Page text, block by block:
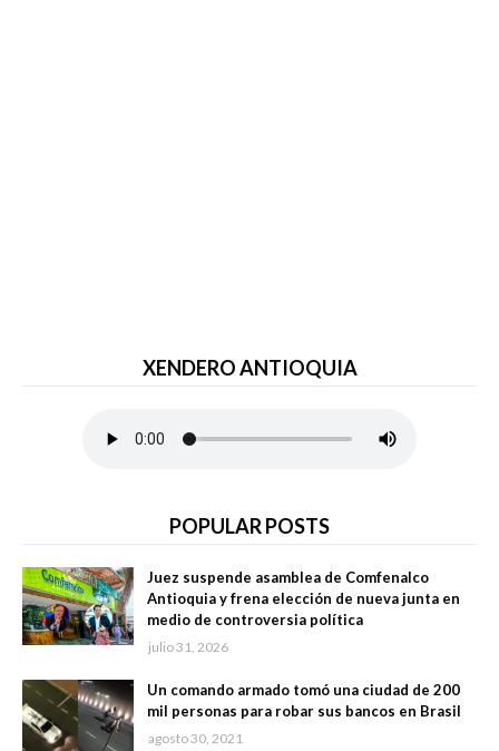
XENDERO ANTIOQUIA
POPULAR POSTS
Juez suspende asamblea de Comfenalco
Antioquia y frena elección de nueva junta en
medio de controversia política
julio 31, 2026
Un comando armado tomó una ciudad de 200
mil personas para robar sus bancos en Brasil
agosto 30, 2021